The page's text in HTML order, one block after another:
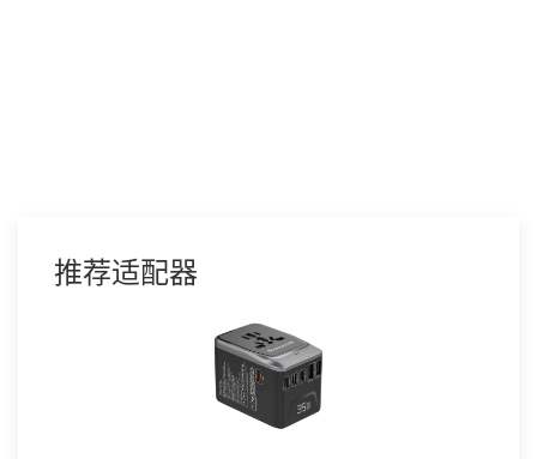
推荐适配器